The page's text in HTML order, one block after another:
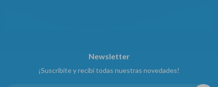
Newsletter
¡Suscribite y recibí todas nuestras novedades!